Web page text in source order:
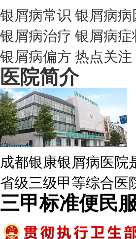
银屑病常识 银屑病病
银屑病治疗 银屑病症
银屑病偏方 热点关注
医院简介
成都银康银屑病医院
省级三级甲等综合
三甲标准便民